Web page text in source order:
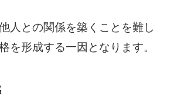
人との関係を築くことを難し
を形成する一因となります。